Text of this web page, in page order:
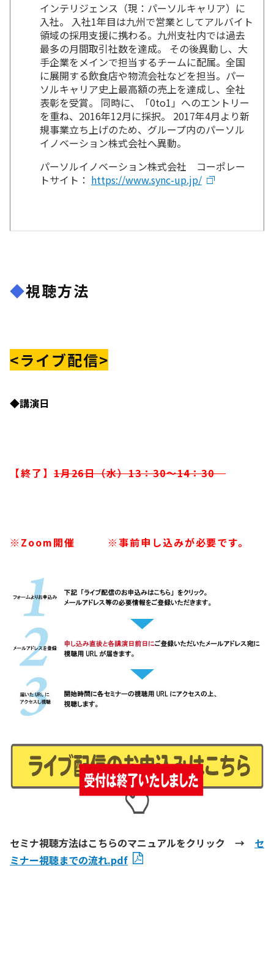
インテリジェンス（現：パーソルキャリア）に
入社。 入社1年目は九州で営業としてアルバイト
領域の採用支援に携わる。九州支社内では過去
最多の月間取引社数を達成。 その後異動し、大
手企業をメインで担当するチームに配属。全国
に展開する飲食店や物流会社などを担当。パー
ソルキャリア史上最高額の売上を達成し、全社
表彰を受賞。 同時に、「0to1」へのエントリー
を重ね、2016年12月に採択。 2017年4月より新
規事業立ち上げのため、グループ内のパーソル
イノベーション株式会社へ異動。
パーソルイノベーション株式会社 コーポレー
トサイト： https://www.sync-up.jp/
◆視聴方法
<ライブ配信>
◆講演日
【終了】1月26日（水）13：30～14：30
※Zoom開催 ※事前申し込みが必要です。
セミナ視聴方法はこちらのマニュアルをクリック → セ
ミナー視聴までの流れ.pdf